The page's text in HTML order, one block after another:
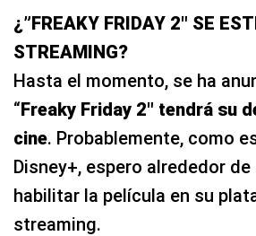
¿”FREAKY FRIDAY 2″ SE
STREAMING?
Hasta el momento, se ha
“Freaky Friday 2″ tendrá su
cine. Probablemente, como
Disney+, espero alrededor de
habilitar la película en su
streaming.